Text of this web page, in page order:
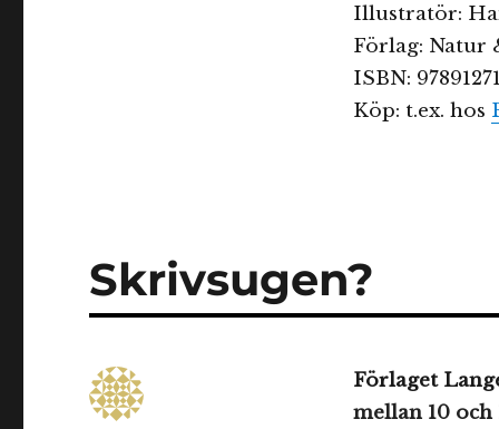
Illustratör:
Förlag: Natur
ISBN:
Köp: t.ex. hos
Skrivsugen?
Förlaget
mellan 10 och